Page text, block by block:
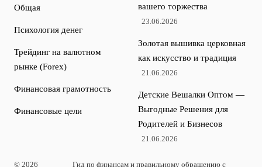
Общая
Психология денег
Трейдинг на валютном
рынке (Forex)
Финансовая грамотность
Финансовые цели
вашего торжества
23.06.2026
Золотая вышивка церковная
как искусство и традиция
21.06.2026
Детские Вешалки Оптом —
Выгодные Решения для
Родителей и Бизнесов
21.06.2026
© 2026 Гид по финансам и правильному обращению с